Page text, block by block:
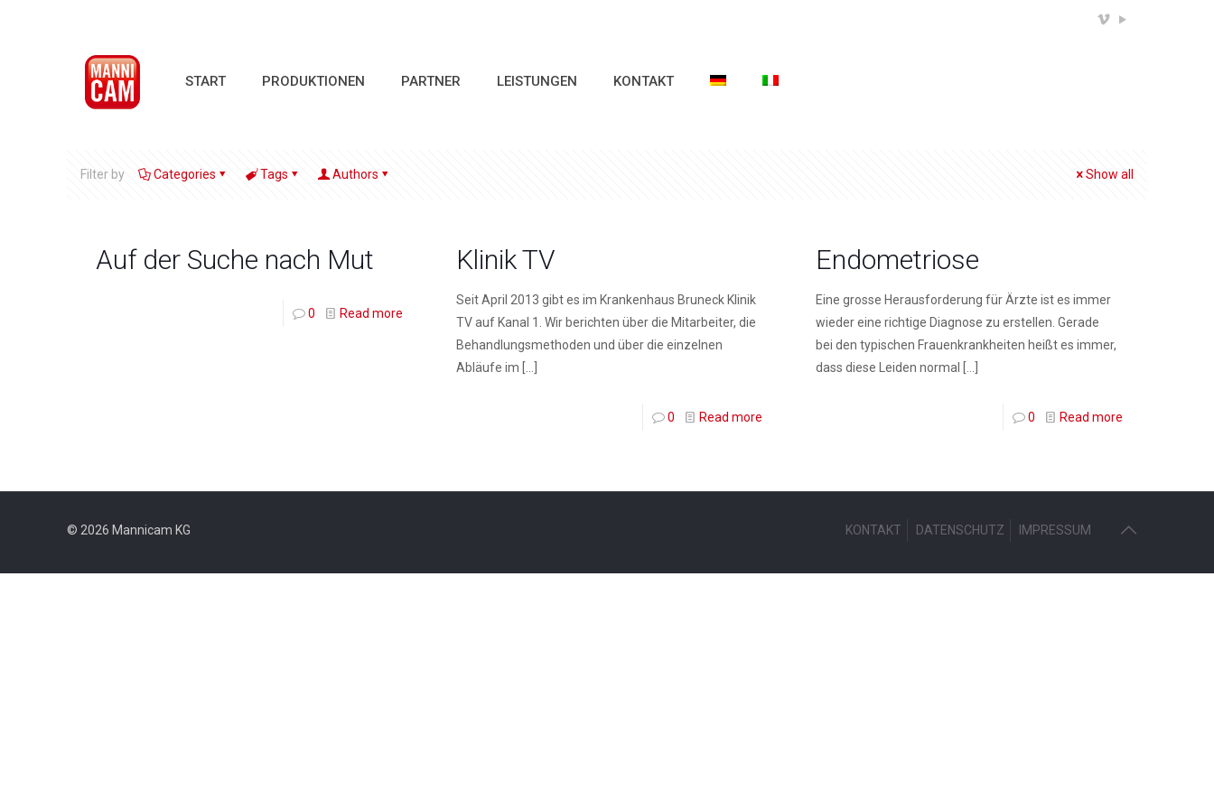
START PRODUKTIONEN PARTNER LEISTUNGEN KONTAKT
Filter by Categories Tags Authors Show all
Auf der Suche nach Mut
0 Read more
Klinik TV
Seit April 2013 gibt es im Krankenhaus Bruneck Klinik
TV auf Kanal 1. Wir berichten über die Mitarbeiter, die
Behandlungsmethoden und über die einzelnen
Abläufe im
0 Read more
Endometriose
Eine grosse Herausforderung für Ärzte ist es immer
wieder eine richtige Diagnose zu erstellen. Gerade
bei den typischen Frauenkrankheiten heißt es immer,
dass diese Leiden normal
0 Read more
© 2026 Mannicam KG KONTAKT DATENSCHUTZ IMPRESSUM